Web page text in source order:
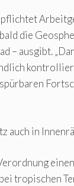
die
– ausgibt.
auch in
tropischen